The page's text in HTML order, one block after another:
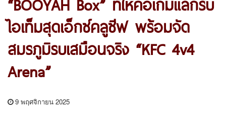
ไอเท็มสุดเอ็กซ์คลูซีฟ พร้อมจัด
สมรภูมิรบเสมือนจริง “KFC 4v4
Arena”
9 พฤศจิกายน 2025